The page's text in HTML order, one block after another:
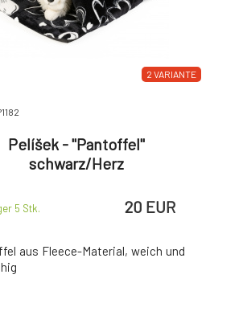
2 VARIANTE
Pelíšek - "Pantoffel"
schwarz/Herz
5 Stk. 20 EUR
aus Fleece-Material, weich und